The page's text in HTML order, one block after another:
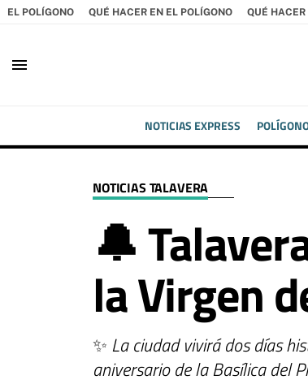
EL POLÍGONO QUÉ HACER EN EL POLÍGONO QUÉ HACER
menu
NOTICIAS EXPRESS
NOTICIAS TALAVERA
🔔
la Virgen
✨ La ciudad vivirá dos días
aniversario de la Basílica del